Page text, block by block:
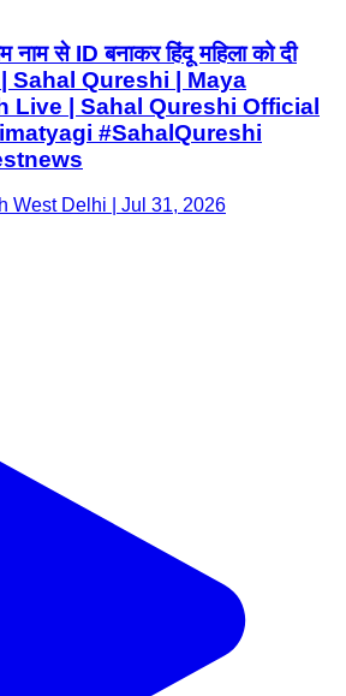
नाम से ID बनाकर हिंदू महिला को दी
| Sahal Qureshi | Maya
Live | Sahal Qureshi Official
#SahalQureshi
West Delhi | Jul 31, 2026